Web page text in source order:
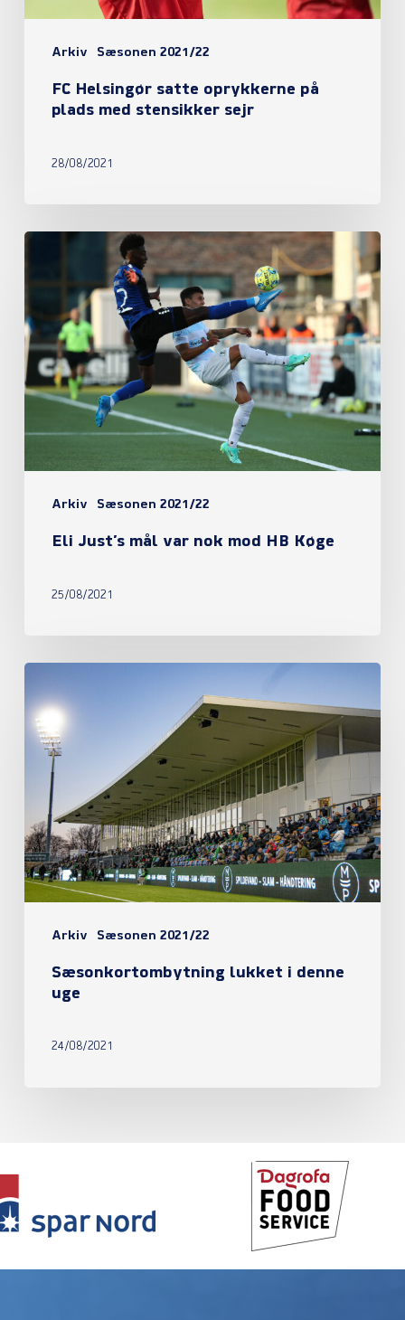
Arkiv Sæsonen 2021/22
FC Helsingør satte oprykkerne på
plads med stensikker sejr
28/08/2021
Arkiv Sæsonen 2021/22
var
nok
mod
Eli Just’s mål var nok mod HB Køge
25/08/2021
Arkiv Sæsonen 2021/22
lukket
denne
Sæsonkortombytning lukket i denne
uge
24/08/2021